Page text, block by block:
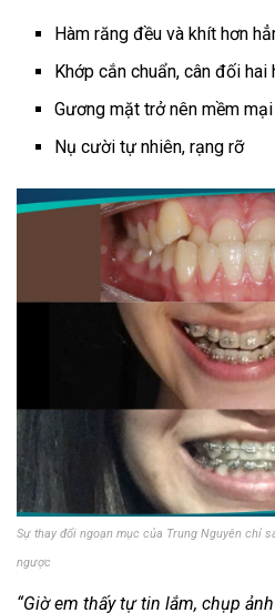
Hàm răng đều và khít hơn
Khớp cắn chuẩn, cân đối hai
Gương mặt trở nên mềm
Nụ cười tự nhiên, rạng rỡ
Sự thay đổi ngoạn mục của Trung Nguyên chỉ
ngược
“Giờ em thấy tự tin lắm, chụp